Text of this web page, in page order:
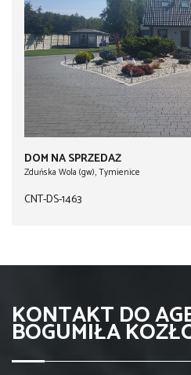
DOM NA SPRZEDAŻ
Zduńska Wola (gw), Tymienice
CNT-DS-1463
KONTAKT DO
BOGUMIŁA